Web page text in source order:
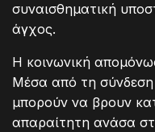
συναισθηματική
άγχος.
Η κοινωνική
Μέσα από τη σύνδεση
μπορούν να βρουν
απαραίτητη ανάσα